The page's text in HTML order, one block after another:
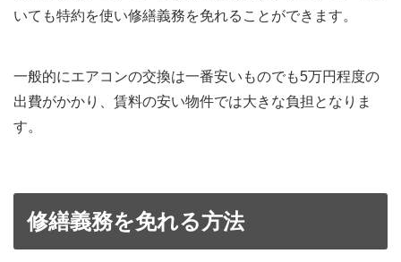
いても特約を使い修繕義務を免れることができます。
一般的にエアコンの交換は一番安いものでも5万円程度の
出費がかかり、賃料の安い物件では大きな負担となりま
す。
修繕義務を免れる方法